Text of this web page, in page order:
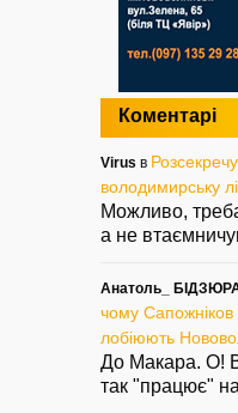
Коментарі
Virus в
володимирську
Можливо,
а не
Анатоль_
чому Сапожніков
лобіюють
До Макара. О!
так "працює" на